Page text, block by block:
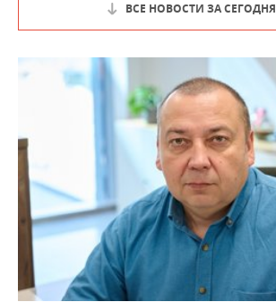
ВСЕ НОВОСТИ ЗА СЕГОДНЯ